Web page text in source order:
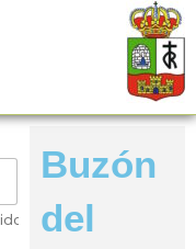
Buzón
del